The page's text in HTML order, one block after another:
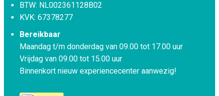
BTW: NL002361128B02
KVK: 67378277
Bereikbaar
Maandag t/m donderdag van 09.00 tot 17.00 uur
Vrijdag van 09.00 tot 15.00 uur
Binnenkort nieuw experiencecenter aanwezig!